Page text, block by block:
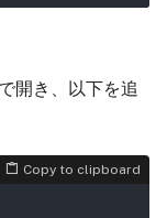
開き、以下を追
Copy to clipboard